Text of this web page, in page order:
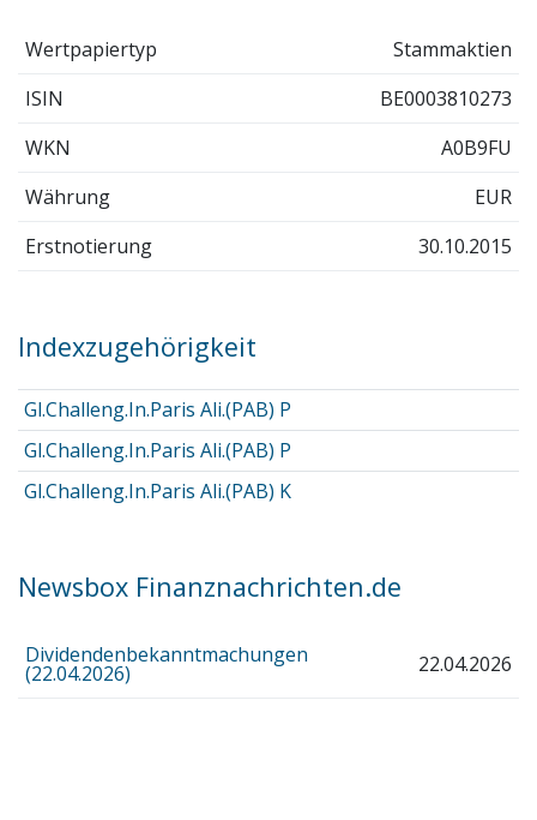
Wertpapiertyp
Stammaktien
ISIN
BE0003810273
WKN
A0B9FU
Währung
EUR
Erstnotierung
30.10.2015
Indexzugehörigkeit
Gl.Challeng.In.Paris Ali.(PAB) P
Gl.Challeng.In.Paris Ali.(PAB) P
Gl.Challeng.In.Paris Ali.(PAB) K
Newsbox Finanznachrichten.de
Dividendenbekanntmachungen
(22.04.2026) 22.04.2026